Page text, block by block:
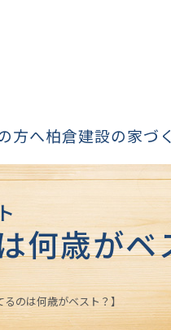
方へ柏倉建設の家づ
何歳がベ
るのは何歳がベスト？】